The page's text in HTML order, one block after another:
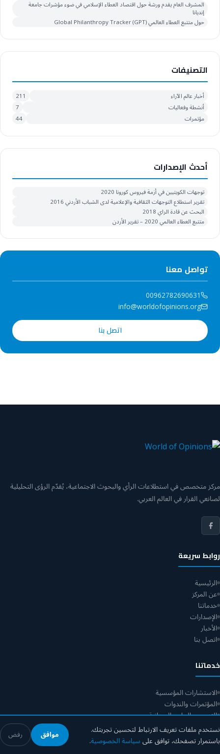
المشرف العام يقدم ورشة حول اقتصاد العطاء الإسلامي في ضوء مؤشرات جامعة
إنديانا
حول متتبع العطاء العالمي Global Philanthropy Tracker (GPT)
التصنيفات
أخبار عالم الآراء
211
أنشطة وفعاليات
7
مؤتمرات
44
أحدث الإصدارات
توجهات الكويتيين في أزمة فيروس كورونا 2020
تقرير استطلاع التوجهات الثقافية والإعلامية لدى الشباب الأردني 2016
البحث عن قادة الراي 2018
متتبع العطاء العالمي 2020 – تقرير الأردن
تواصل معنا
00962782690631
info@worldofopinions.org
اتصل بنا
مركز متخصص في استطلاعات الرأي والبحوث الاجتماعية، يُقدّم الرؤى التحليلية
لصانعي القرار في العالم العربي.
روابط سريعة
الرئيسية
عن المركز
خدماتنا
الإصدارات
الأخبار
اتصل بنا
خدماتنا
الاستشارات المؤسسية
المؤتمرات والندوات
التدريب والبرامج الميدانية
التحليل الإحصائي
استطلاعات الرأي
نستخدم ملفات تعريف الارتباط لتحسين تجربتك.
باستمرار تصفحك، توافق على سياسة الخصوصية.
موافق رفض